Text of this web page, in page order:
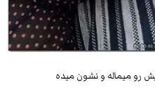
رو میماله و نشون میده